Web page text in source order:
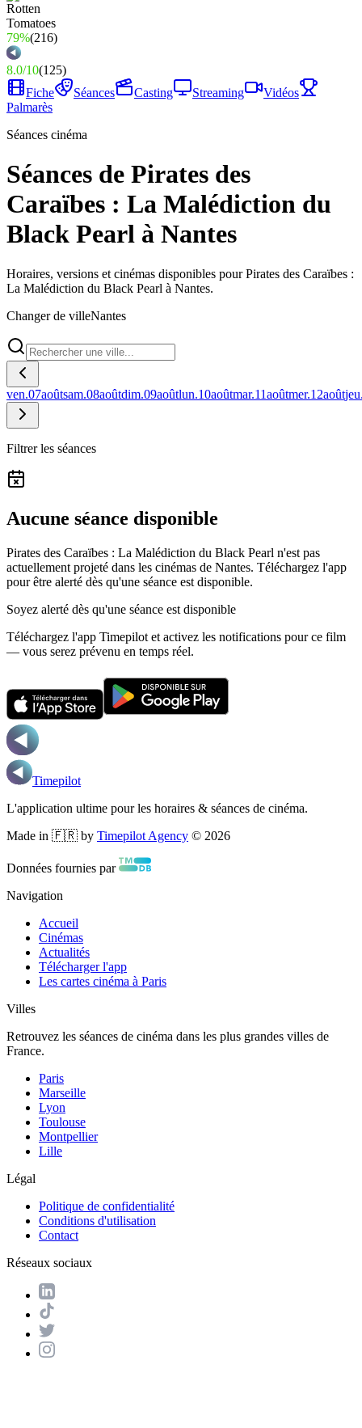
79%(216)
8.0/10(125)
Fiche
Séances Casting Streaming
Vidéos
Palmarès
Séances cinéma
Séances de Pirates des
Caraïbes : La Malédiction du
Black Pearl à Nantes
Horaires, versions et cinémas disponibles pour Pirates des Caraïbes :
La Malédiction du Black Pearl à Nantes.
Changer de villeNantes
ven.07aoûtsam.08aoûtdim.09aoûtlun.10aoûtmar.11aoûtmer.12août
Filtrer les séances
Aucune séance disponible
Pirates des Caraïbes : La Malédiction du Black Pearl n'est pas
actuellement projeté dans les cinémas de Nantes. Téléchargez l'app
pour être alerté dès qu'une séance est disponible.
Soyez alerté dès qu'une séance est disponible
Téléchargez l'app Timepilot et activez les notifications pour ce film
— vous serez prévenu en temps réel.
Timepilot
L'application ultime pour les horaires & séances de cinéma.
Made in 🇫🇷 by Timepilot Agency © 2026
Données fournies par
Navigation
Accueil
Cinémas
Actualités
Télécharger l'app
Les cartes cinéma à Paris
Villes
Retrouvez les séances de cinéma dans les plus grandes villes de
France.
Paris
Marseille
Lyon
Toulouse
Montpellier
Lille
Légal
Politique de confidentialité
Conditions d'utilisation
Contact
Réseaux sociaux